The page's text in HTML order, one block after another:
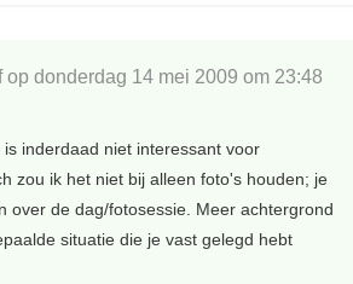
donderdag 14 mei 2009 om 23:48
inderdaad niet interessant voor
zou ik het niet bij alleen foto's houden; je
over de dag/fotosessie. Meer achtergrond
situatie die je vast gelegd hebt